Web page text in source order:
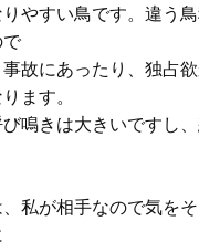
やすい鳥です。違う
故にあったり、独占
ます。
鳴きは大きいですし
私が相手なので気を